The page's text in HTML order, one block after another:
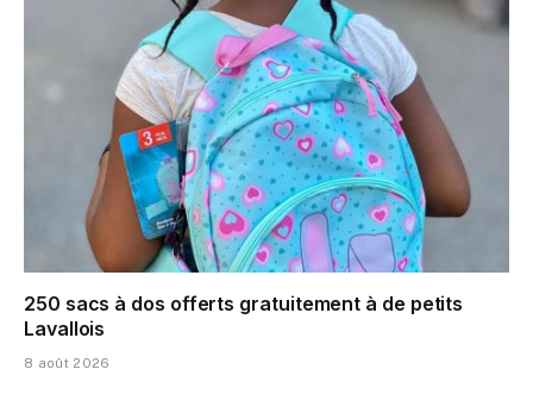
250 sacs à dos offerts gratuitement à de petits
Lavallois
8 août 2026